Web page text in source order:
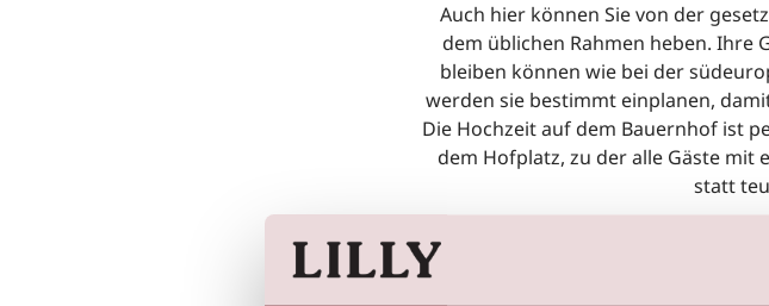
Auch hier können Sie von der
dem üblichen Rahmen heben. Ihre
bleiben können wie bei der
werden sie bestimmt einplanen,
Die Hochzeit auf dem Bauernhof ist
dem Hofplatz, zu der alle Gäste mit
statt